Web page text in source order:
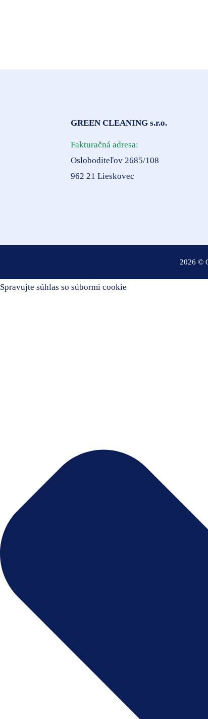
GREEN CLEANING s.r.o.
Fakturačná adresa:
Osloboditeľov 2685/108
962 21 Lieskovec
2026 ©
Spravujte súhlas so súbormi cookie